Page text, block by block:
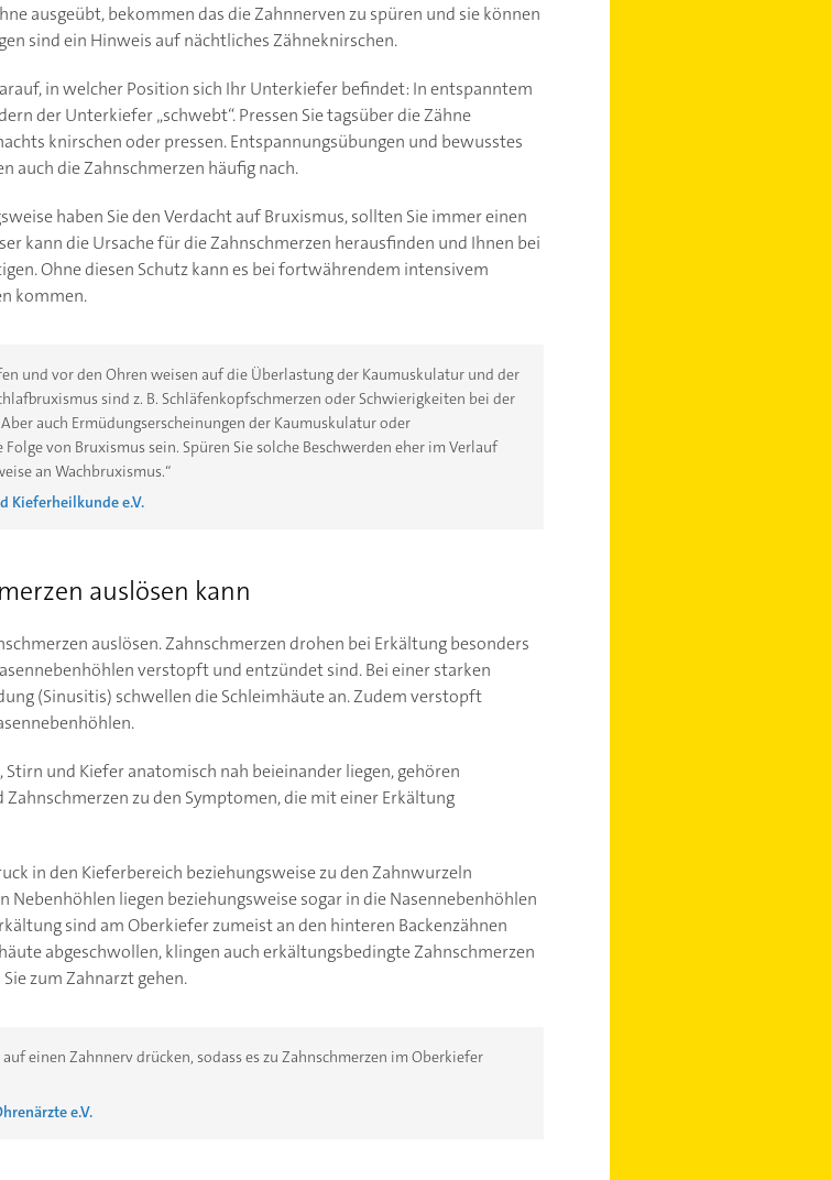
ausgeübt, bekommen das die Zahnnerven zu spüren und sie können
sind ein Hinweis auf nächtliches Zähneknirschen.
in welcher Position sich Ihr Unterkiefer befindet: In entspanntem
der Unterkiefer „schwebt“. Pressen Sie tagsüber die Zähne
knirschen oder pressen. Entspannungsübungen und bewusstes
auch die Zahnschmerzen häufig nach.
haben Sie den Verdacht auf Bruxismus, sollten Sie immer einen
kann die Ursache für die Zahnschmerzen herausfinden und Ihnen bei
Ohne diesen Schutz kann es bei fortwährendem intensivem
kommen.
und vor den Ohren weisen auf die Überlastung der Kaumuskulatur und der
sind z. B. Schläfenkopfschmerzen oder Schwierigkeiten bei der
auch Ermüdungserscheinungen der Kaumuskulatur oder
von Bruxismus sein. Spüren Sie solche Beschwerden eher im Verlauf
an Wachbruxismus.“
Kieferheilkunde e.V.
auslösen kann
auslösen. Zahnschmerzen drohen bei Erkältung besonders
verstopft und entzündet sind. Bei einer starken
(Sinusitis) schwellen die Schleimhäute an. Zudem verstopft
Stirn und Kiefer anatomisch nah beieinander liegen, gehören
zu den Symptomen, die mit einer Erkältung
in den Kieferbereich beziehungsweise zu den Zahnwurzeln
liegen beziehungsweise sogar in die Nasennebenhöhlen
sind am Oberkiefer zumeist an den hinteren Backenzähnen
abgeschwollen, klingen auch erkältungsbedingte Zahnschmerzen
zum Zahnarzt gehen.
einen Zahnnerv drücken, sodass es zu Zahnschmerzen im Oberkiefer
e.V.